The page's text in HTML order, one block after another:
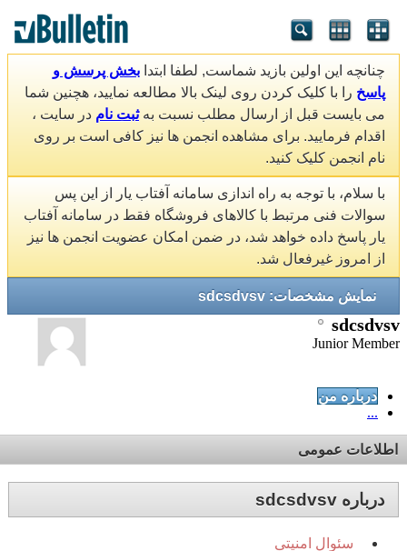
چنانچه این اولین بازید شماست, لطفا ابتدا بخش پرسش و
پاسخ را با کلیک کردن روی لینک بالا مطالعه نمایید، هچنین شما
می بایست قبل از ارسال مطلب نسبت بهثبت نام در سایت ،
اقدام فرمایید. برای مشاهده انجمن ها نیز کافی است بر روی
نام انجمن کلیک کنید.
با سلام، با توجه به راه اندازی سامانه آفتاب یار از این پس
سوالات فنی مرتبط با کالاهای فروشگاه فقط در سامانه آفتاب
یار پاسخ داده خواهد شد، در ضمن امکان عضویت انجمن ها نیز
از امروز غیرفعال شد.
نمایش مشخصات: sdcsdvsv
sdcsdvsv
Junior Member
درباره من
...
اطلاعات عمومی
درباره sdcsdvsv
سئوال امنیتی